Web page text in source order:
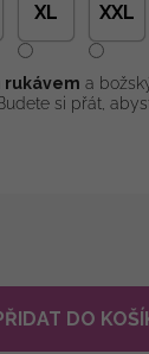
DO
XL XXL
rukávem a
Budete si přát,